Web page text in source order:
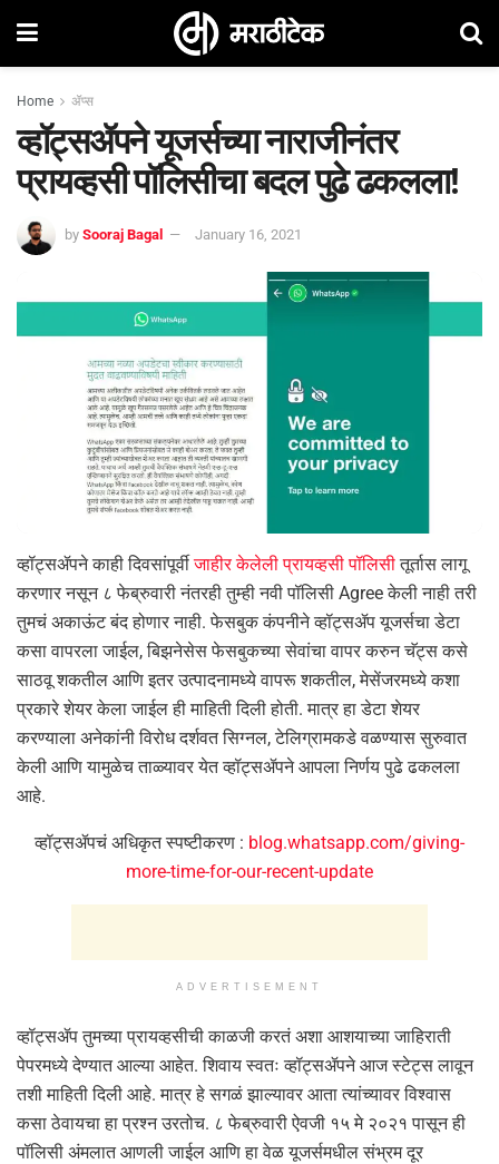
Home ॲप्स
व्हॉट्सॲपने यूजर्सच्या नाराजीनंतर
प्रायव्हसी पॉलिसीचा बदल पुढे ढकलला!
by Sooraj Bagal January 16, 2021
व्हॉट्सॲपने काही दिवसांपूर्वीजाहीर केलेली प्रायव्हसी पॉलिसीतूर्तास लागू
करणार नसून ८ फेब्रुवारी नंतरही तुम्ही नवी पॉलिसी Agree केली नाही तरी
तुमचं अकाऊंट बंद होणार नाही. फेसबुक कंपनीने व्हॉट्सॲप यूजर्सचा डेटा
कसा वापरला जाईल, बिझनेसेस फेसबुकच्या सेवांचा वापर करुन चॅट्स कसे
साठवू शकतील आणि इतर उत्पादनामध्ये वापरू शकतील, मेसेंजरमध्ये कशा
प्रकारे शेयर केला जाईल ही माहिती दिली होती. मात्र हा डेटा शेयर
करण्याला अनेकांनी विरोध दर्शवत सिग्नल, टेलिग्रामकडे वळण्यास सुरुवात
केली आणि यामुळेच ताळ्यावर येत व्हॉट्सॲपने आपला निर्णय पुढे ढकलला
आहे.
व्हॉट्सॲपचं अधिकृत स्पष्टीकरण : blog.whatsapp.com/giving-
more-time-for-our-recent-update
ADVERTISEMENT
व्हॉट्सॲप तुमच्या प्रायव्हसीची काळजी करतं अशा आशयाच्या जाहिराती
पेपरमध्ये देण्यात आल्या आहेत. शिवाय स्वतः व्हॉट्सॲपने आज स्टेट्स लावून
तशी माहिती दिली आहे. मात्र हे सगळं झाल्यावर आता त्यांच्यावर विश्वास
कसा ठेवायचा हा प्रश्न उरतोच. ८ फेब्रुवारी ऐवजी १५ मे २०२१ पासून ही
पॉलिसी अंमलात आणली जाईल आणि हा वेळ यूजर्समधील संभ्रम दूर